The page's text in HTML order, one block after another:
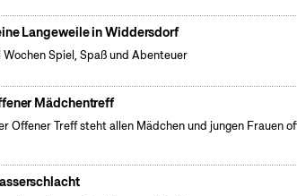
Langeweile in Widdersdorf
Wochen Spiel, Spaß und Abenteuer
Mädchentreff
Offener Treff steht allen Mädchen und jungen Frauen